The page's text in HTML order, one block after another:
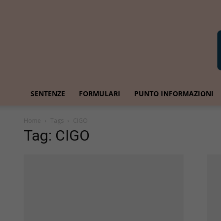
SENTENZE FORMULARI PUNTO INFORMAZIONI
Home Tags CIGO
Tag: CIGO